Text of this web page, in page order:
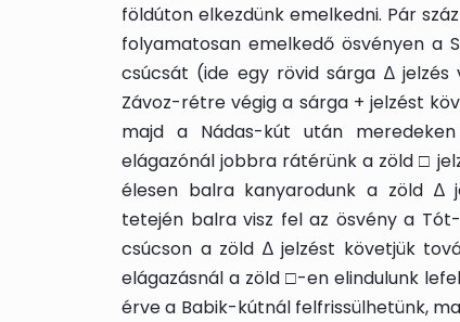
földúton elkezdünk emelkedni. Pár
folyamatosan emelkedő ösvényen a
csúcsát (ide egy rövid sárga ∆
Závoz-rétre végig a sárga + jelzést
majd a Nádas-kút után
elágazónál jobbra rátérünk a zöld □
élesen balra kanyarodunk a zöld ∆
tetején balra visz fel az ösvény a
csúcson a zöld ∆ jelzést követjük
elágazásnál a zöld □-en elindulunk
érve a Babik-kútnál felfrissülhetünk,